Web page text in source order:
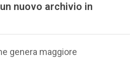
nuovo archivio in
genera maggiore